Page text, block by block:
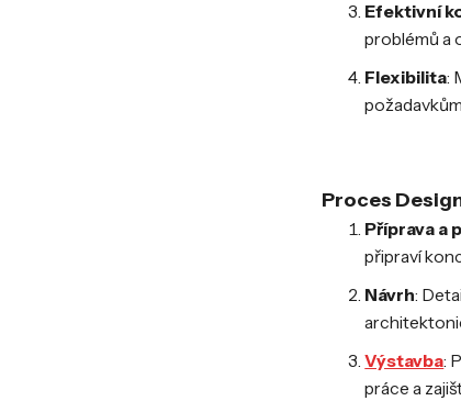
Efektivní
problémů a
Flexibilita:
Proces
Příprava a
připraví
Návrh:
Výstavba:
práce a